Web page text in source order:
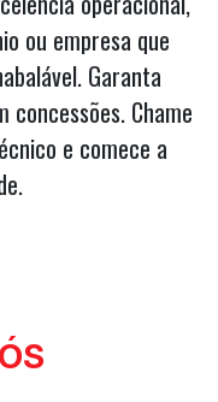
ou empresa que
Garanta
concessões. Chame
e comece a